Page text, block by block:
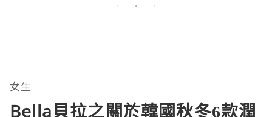
女生
Bella貝拉之關於韓國秋冬6款潤